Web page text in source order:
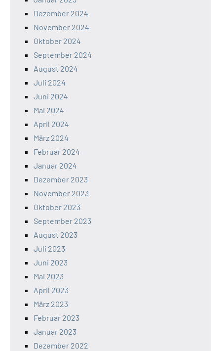
Dezember 2024
November 2024
Oktober 2024
September 2024
August 2024
Juli 2024
Juni 2024
Mai 2024
April 2024
März 2024
Februar 2024
Januar 2024
Dezember 2023
November 2023
Oktober 2023
September 2023
August 2023
Juli 2023
Juni 2023
Mai 2023
April 2023
März 2023
Februar 2023
Januar 2023
Dezember 2022